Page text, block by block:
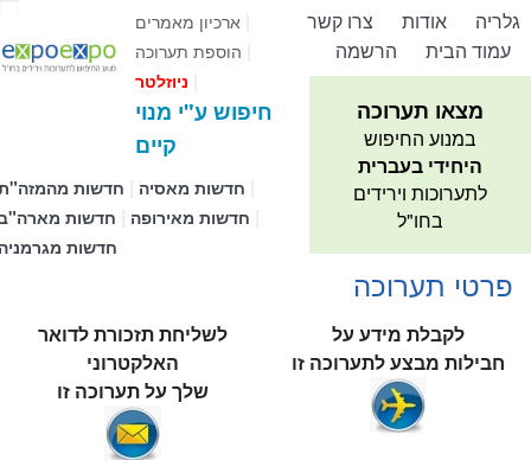
ארכיון מאמרים|
הוספת תערוכה
ניוזלטר
חיפוש ע"י מנוי
קיים
חדשות חדשות מאסיה
חדשות חדשות מאירופה
חדשות
צרו קשר אודות
גלריה
הרשמה
עמוד הבית
מצאו תערוכה
במנוע החיפוש
היחידי בעברית
לתערוכות וירידים
בחו"ל
פרטי תערוכה
לשליחת תזכורת לדואר
האלקטרוני
שלך על תערוכה זו
לקבלת מידע על
חבילות מבצע לתערוכה זו